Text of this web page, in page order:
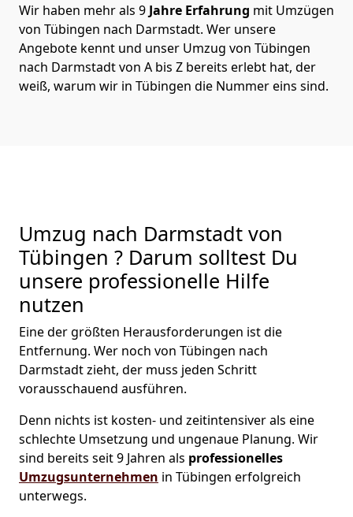
Wir haben mehr als 9 Jahre Erfahrung mit Umzügen
von Tübingen nach Darmstadt. Wer unsere
Angebote kennt und unser Umzug von Tübingen
nach Darmstadt von A bis Z bereits erlebt hat, der
weiß, warum wir in Tübingen die Nummer eins sind.
Umzug nach Darmstadt von
Tübingen ? Darum solltest Du
unsere professionelle Hilfe
nutzen
Eine der größten Herausforderungen ist die
Entfernung. Wer noch von Tübingen nach
Darmstadt zieht, der muss jeden Schritt
vorausschauend ausführen.
Denn nichts ist kosten- und zeitintensiver als eine
schlechte Umsetzung und ungenaue Planung. Wir
sind bereits seit 9 Jahren als professionelles
Umzugsunternehmen in Tübingen erfolgreich
unterwegs.